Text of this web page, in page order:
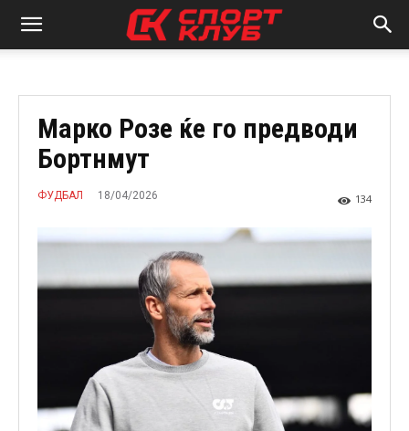
Марко Розе ќе го предводи
Бортнмут
ФУДБАЛ 18/04/2026 134